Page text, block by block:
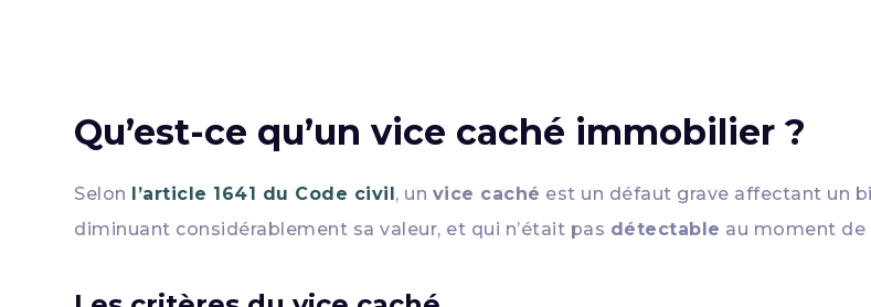
Qu’est-ce qu’un vice caché immobilier ?
Selon l’article 1641 du Code civil, un vice caché est un défaut grave affectant un
diminuant considérablement sa valeur, et qui n’était pas détectable au moment de